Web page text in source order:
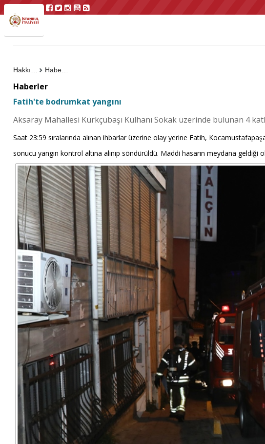
Haberler
Haberler
Fatih'te bodrumkat yangını
Aksaray Mahallesi Kürkçübaşı Külhanı Sokak üzerinde bulunan 4
Saat 23:59 sıralarında alınan ihbarlar üzerine olay yerine Fatih,
sonucu yangın kontrol altına alınıp söndürüldü. Maddi hasarın meydana